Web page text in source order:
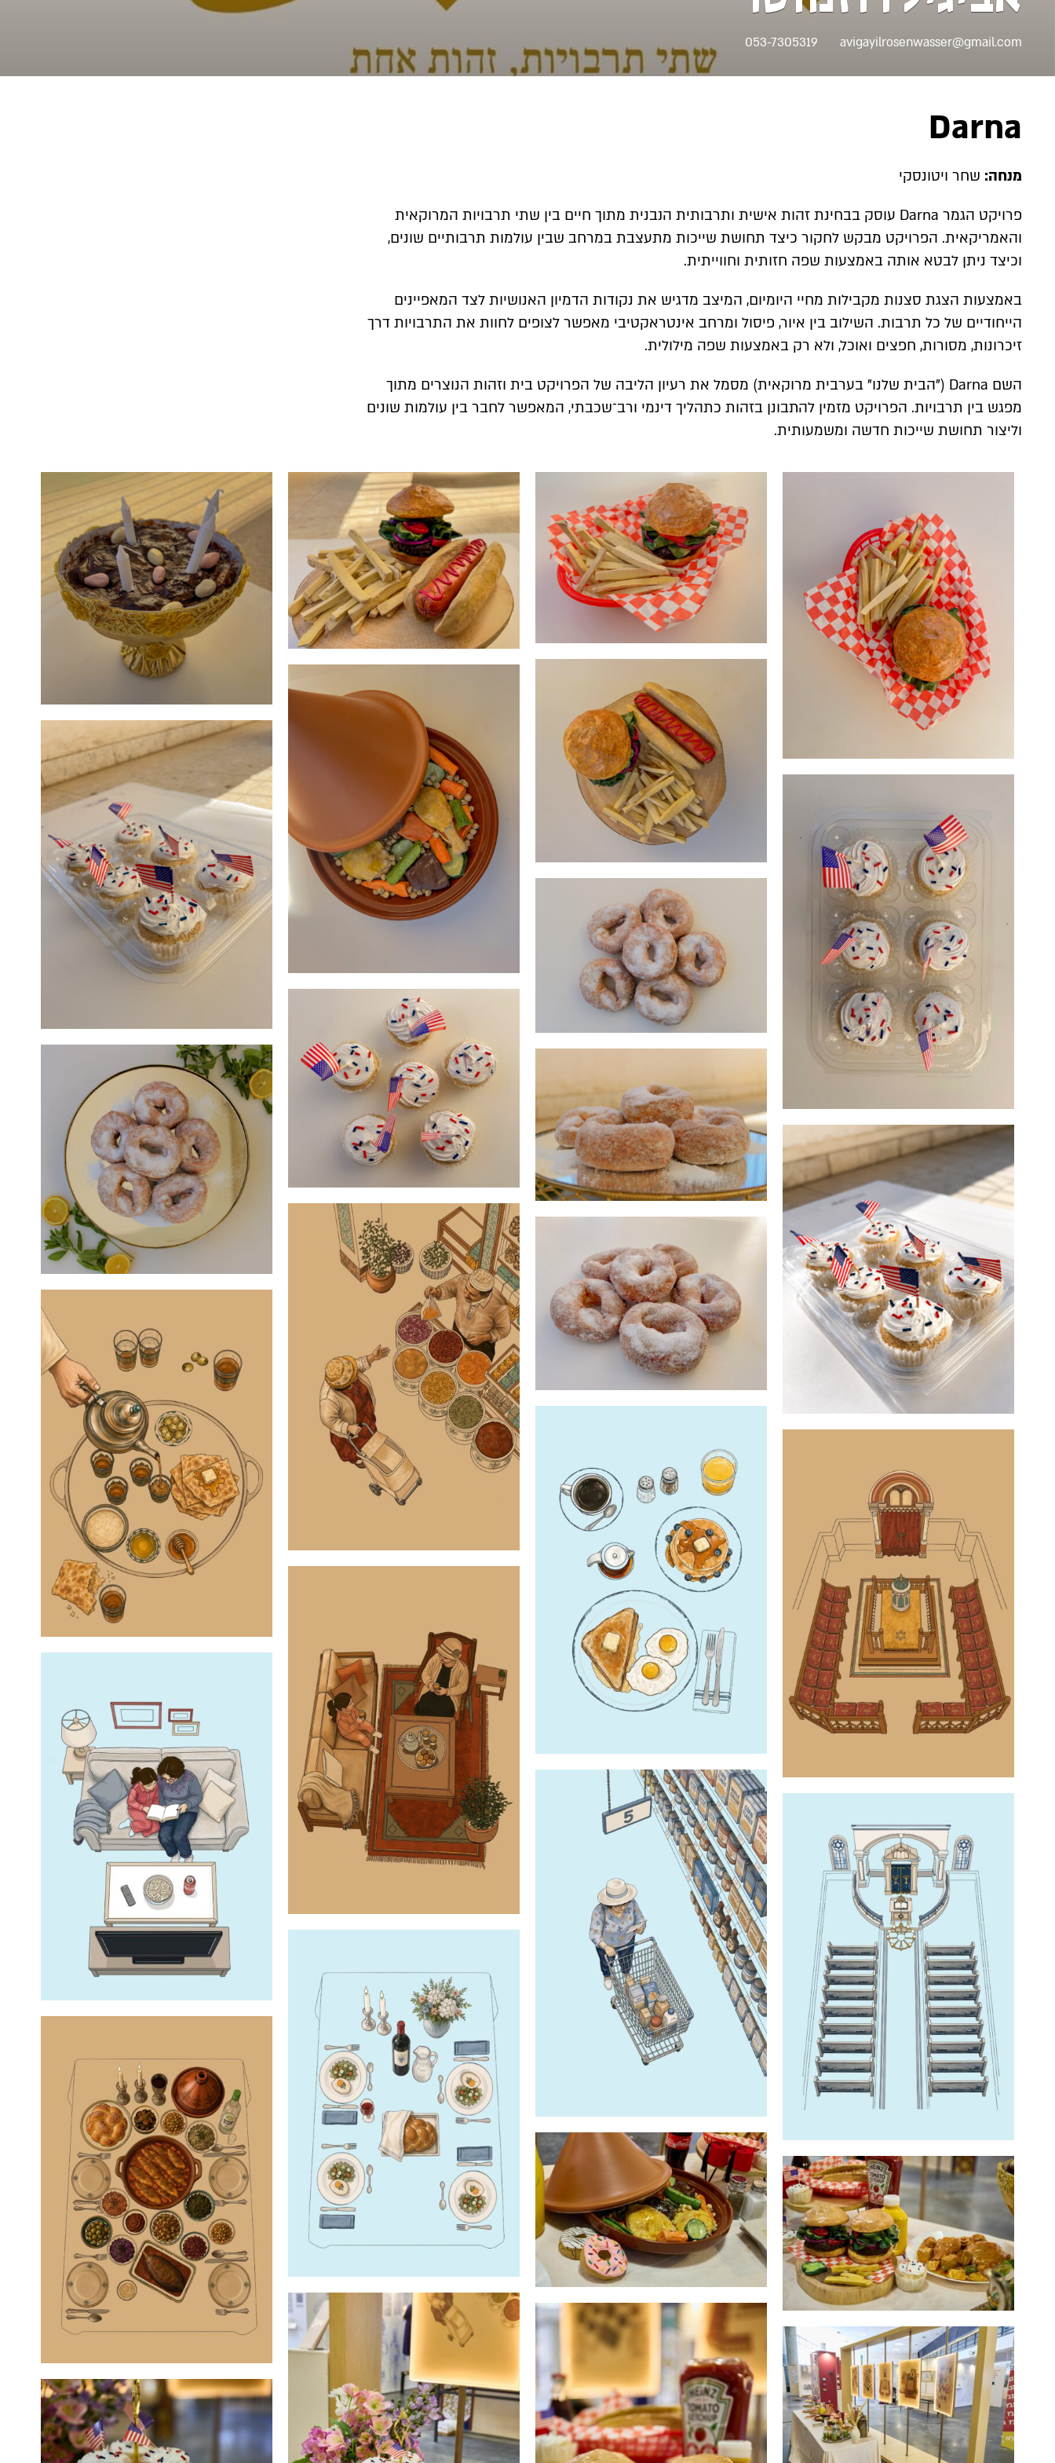
avigayilrosenwasser@gmail.com
053-7305319
Darna
מנחה: שחר ויטונסקי
פרויקט הגמר Darna עוסק בבחינת זהות אישית ותרבותית הנבנית מתוך חיים בין שתי תרבויות המרוקאית
והאמריקאית. הפרויקט מבקש לחקור כיצד תחושת שייכות מתעצבת במרחב שבין עולמות תרבותיים שונים,
וכיצד ניתן לבטא אותה באמצעות שפה חזותית וחווייתית.
באמצעות הצגת סצנות מקבילות מחיי היומיום, המיצב מדגיש את נקודות הדמיון האנושיות לצד המאפיינים
הייחודיים של כל תרבות. השילוב בין איור, פיסול ומרחב אינטראקטיבי מאפשר לצופים לחוות את התרבויות דרך
זיכרונות, מסורות, חפצים ואוכל, ולא רק באמצעות שפה מילולית.
השם Darna ("הבית שלנו" בערבית מרוקאית) מסמל את רעיון הליבה של הפרויקט בית וזהות הנוצרים מתוך
מפגש בין תרבויות. הפרויקט מזמין להתבונן בזהות כתהליך דינמי ורב־שכבתי, המאפשר לחבר בין עולמות שונים
וליצור תחושת שייכות חדשה ומשמעותית.